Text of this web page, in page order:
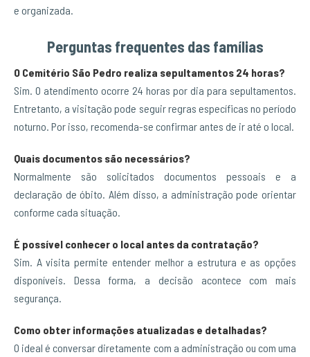
e organizada.
Perguntas frequentes das famílias
O Cemitério São Pedro realiza sepultamentos 24 horas?
Sim. O atendimento ocorre 24 horas por dia para sepultamentos.
Entretanto, a visitação pode seguir regras específicas no período
noturno. Por isso, recomenda-se confirmar antes de ir até o local.
Quais documentos são necessários?
Normalmente são solicitados documentos pessoais e a
declaração de óbito. Além disso, a administração pode orientar
conforme cada situação.
É possível conhecer o local antes da contratação?
Sim. A visita permite entender melhor a estrutura e as opções
disponíveis. Dessa forma, a decisão acontece com mais
segurança.
Como obter informações atualizadas e detalhadas?
O ideal é conversar diretamente com a administração ou com uma